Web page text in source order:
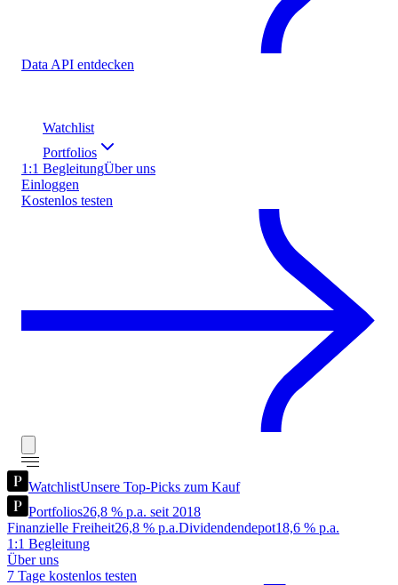
Data API entdecken
Watchlist
Portfolios
1:1 BegleitungÜber uns
Einloggen
Kostenlos testen
WatchlistUnsere Top-Picks zum Kauf
Portfolios26,8 % p.a. seit 2018
Finanzielle Freiheit26,8 % p.a.Dividendendepot18,6 % p.a.
1:1 Begleitung
Über uns
7 Tage kostenlos testen